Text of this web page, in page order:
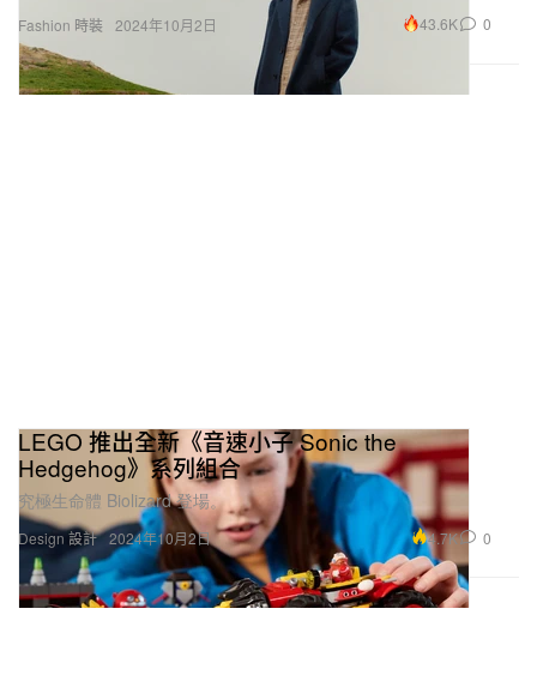
Fashion 時裝 2024年10月2日 43.6K 0
Design 設計
LEGO 推出全新《音速小子 Sonic the
Hedgehog》系列組合
究極生命體 Biolizard 登場。
2024年10月2日 4.7K 0